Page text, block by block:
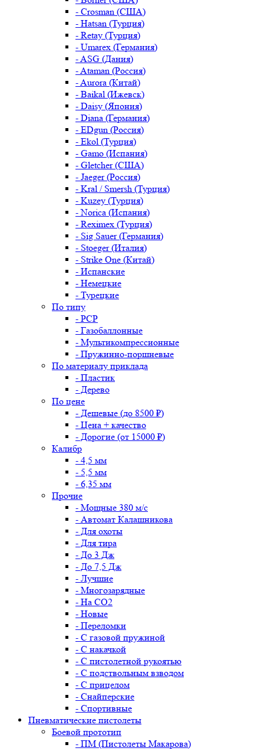
- Crosman (США)
- Hatsan (Турция)
- Retay (Турция)
- Umarex (Германия)
- ASG (Дания)
- Ataman (Россия)
- Aurora (Китай)
- Baikal (Ижевск)
- Daisy (Япония)
- Diana (Германия)
- EDgun (Россия)
- Ekol (Турция)
- Gamo (Испания)
- Gletcher (США)
- Jaeger (Россия)
- Kral / Smersh (Турция)
- Kuzey (Турция)
- Norica (Испания)
- Reximex (Турция)
- Sig Sauer (Германия)
- Stoeger (Италия)
- Strike One (Китай)
- Испанские
- Немецкие
- Турецкие
По типу
- PCP
- Газобаллонные
- Мультикомпрессионные
- Пружинно-поршневые
По материалу приклада
- Пластик
- Дерево
По цене
- Дешевые (до 8500 ₽)
- Цена + качество
- Дорогие (от 15000 ₽)
Калибр
- 4,5 мм
- 5,5 мм
- 6,35 мм
Прочие
- Мощные 380 м/с
- Автомат Калашникова
- Для охоты
- Для тира
- До 3 Дж
- До 7,5 Дж
- Лучшие
- Многозарядные
- На CO2
- Новые
- Переломки
- С газовой пружиной
- С накачкой
- С пистолетной рукоятью
- С подствольным взводом
- С прицелом
- Снайперские
- Спортивные
Пневматические пистолеты
Боевой прототип
- ПМ (Пистолеты Макарова)